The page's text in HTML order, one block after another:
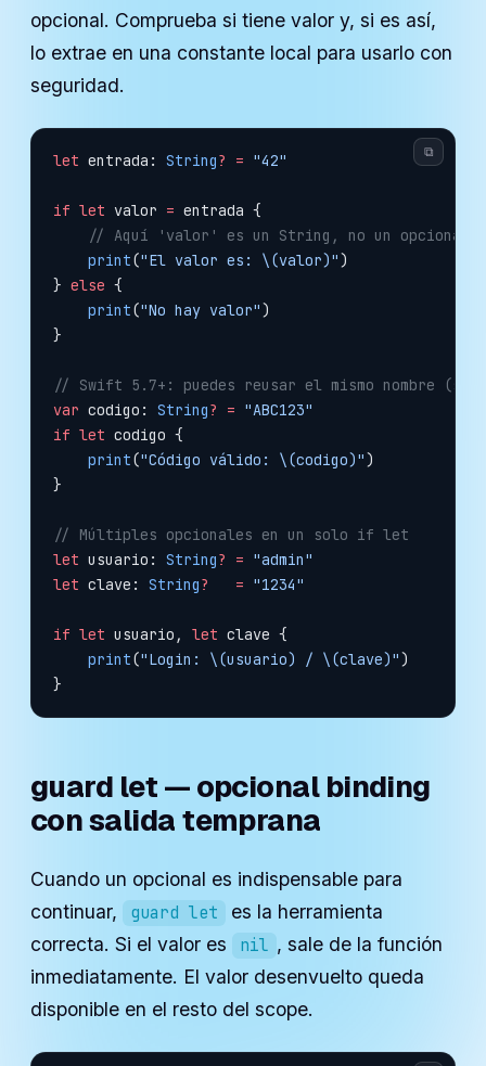
opcional. Comprueba si tiene valor y, si es así,
lo extrae en una constante local para usarlo con
seguridad.
let entrada: String? = "42"
if let valor = entrada {
    // Aquí 'valor' es un String, no un opcional
    print
("El valor es: \(valor)")
} else {
    print
("No hay valor")
}
// Swift 5.7+: puedes reusar el mismo nombre
var codigo: String? = "ABC123"
if let codigo {
    print
("Código válido: \(codigo)")
}
// Múltiples opcionales en un solo if let
let usuario: String? = "admin"
let clave: String?
   =
"1234"
if let usuario, let clave {
    print
("Login: \(usuario) / \(clave)")
}
⧉
guard let — opcional binding
con salida temprana
Cuando un opcional es indispensable para
continuar,
guard let
es la herramienta
correcta. Si el valor es
nil , sale de la función
inmediatamente. El valor desenvuelto queda
disponible en el resto del scope.